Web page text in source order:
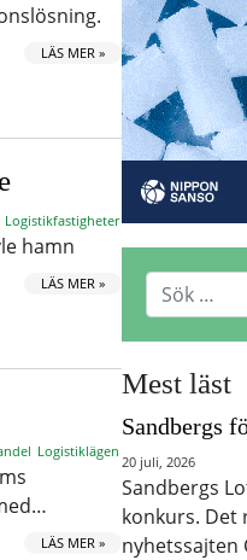
LÄS MER »
Logistikfastigheter
hamn
LÄS MER »
Logistiklägen
LÄS MER »
Mest läst
Sandbergs
20 juli, 2026
Sandbergs
konkurs. Det